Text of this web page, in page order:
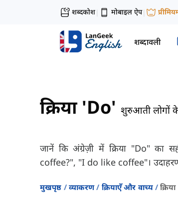
शब्दकोश| मोबाइल ऐप|
शब्दावली
क्रिया 'Do' शुरुआती लोगों
जानें कि अंग्रेज़ी में क्रिया "Do"
coffee?", "I do like coffee"।
मुखपृष्ठ व्याकरण क्रियाएँ और वाच्य